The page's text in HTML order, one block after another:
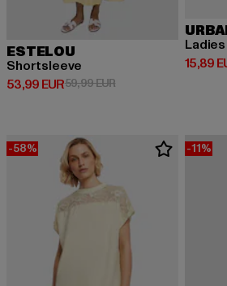
ESTELOU
Shortsleeve
53,99 EUR
Derzeitiger Preis: 53,99 EUR
59,99 EURAktionspreis: 59,99 EUR
15,89
-58% -11%